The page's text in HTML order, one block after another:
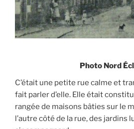
Photo Nord
C’était une petite rue calme et
fait parler d’elle. Elle était
rangée de maisons bâties sur le
l’autre côté de la rue, des jardins